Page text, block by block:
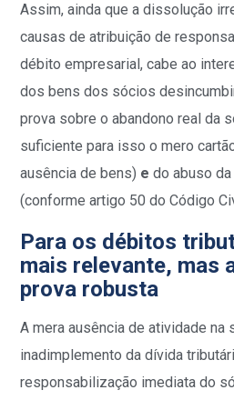
Assim, ainda que a dissolução
causas de atribuição de
débito empresarial, cabe ao
dos bens dos sócios
prova sobre o abandono real da
suficiente para isso o mero
ausência de bens) e do abuso
(conforme artigo 50 do Código
Para os débitos
mais relevante, mas
prova robusta
A mera ausência de atividade
inadimplemento da dívida
responsabilização imediata do